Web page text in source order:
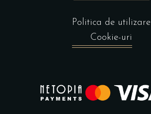
Politica de utilizare
Cookie-uri